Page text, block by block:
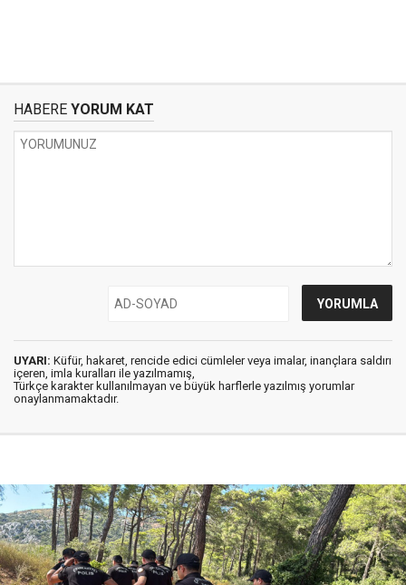
HABERE YORUM KAT
UYARI: Küfür, hakaret, rencide edici cümleler veya imalar, inançlara saldırı
içeren, imla kuralları ile yazılmamış,
Türkçe karakter kullanılmayan ve büyük harflerle yazılmış yorumlar
onaylanmamaktadır.